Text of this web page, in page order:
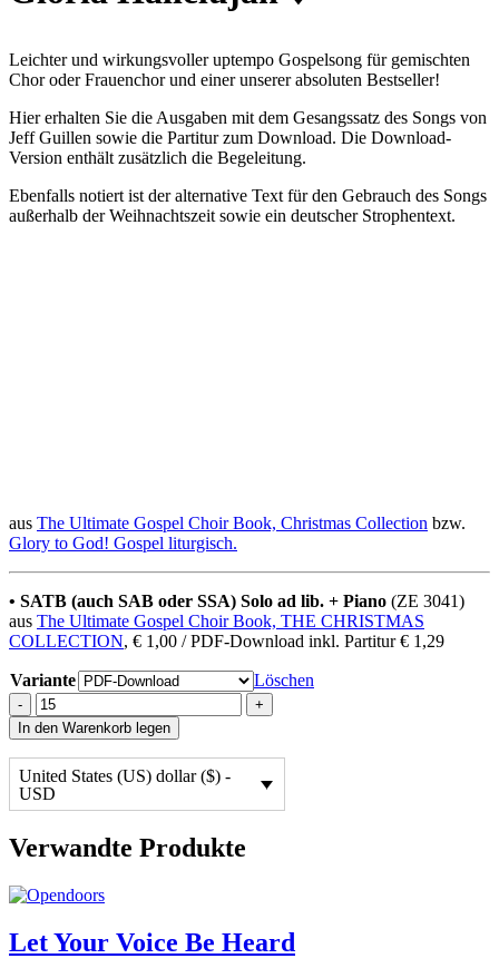
Leichter und wirkungsvoller uptempo Gospelsong für gemischten
Chor oder Frauenchor und einer unserer absoluten Bestseller!
Hier erhalten Sie die Ausgaben mit dem Gesangssatz des Songs von
Jeff Guillen sowie die Partitur zum Download. Die Download-
Version enthält zusätzlich die Begeleitung.
Ebenfalls notiert ist der alternative Text für den Gebrauch des Songs
außerhalb der Weihnachtszeit sowie ein deutscher Strophentext.
aus The Ultimate Gospel Choir Book, Christmas Collection bzw.
Glory to God! Gospel liturgisch.
• SATB (auch SAB oder SSA) Solo ad lib. + Piano (ZE 3041)
aus The Ultimate Gospel Choir Book, THE CHRISTMAS
COLLECTION, € 1,00 / PDF-Download inkl. Partitur € 1,29
Variante Löschen
-
Gloria
Hallelujah
⬇️
quantity
+
In den Warenkorb legen
United States (US) dollar ($) -
USD
Verwandte Produkte
Let Your Voice Be Heard